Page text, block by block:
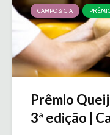
CAMPO & CIA
Prêmio
3ª edição |